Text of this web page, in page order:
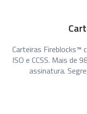
Carteiras Fireblocks™
ISO e CCSS. Mais de
assinatura.